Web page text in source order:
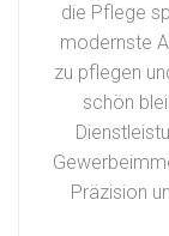
die Pflege
modernste
zu pflegen
schön
Präzision